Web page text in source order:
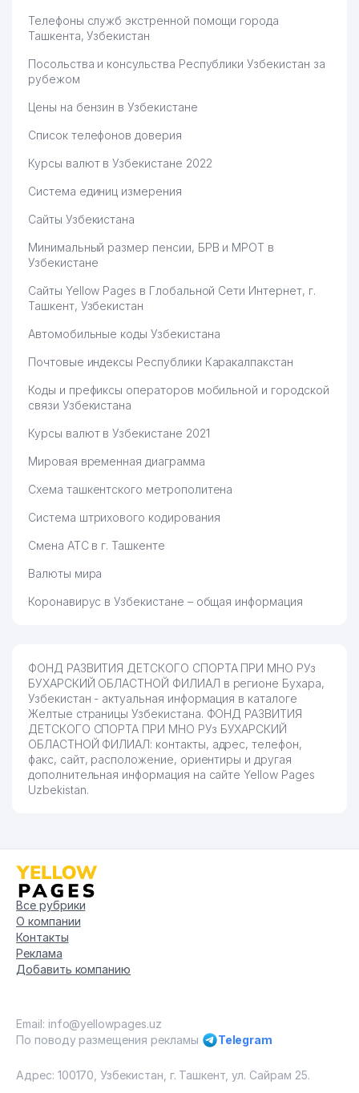
Телефоны служб экстренной помощи города
Ташкента, Узбекистан
Посольства и консульства Республики Узбекистан за
рубежом
Цены на бензин в Узбекистане
Список телефонов доверия
Курсы валют в Узбекистане 2022
Система единиц измерения
Сайты Узбекистана
Минимальный размер пенсии, БРВ и МРОТ в
Узбекистане
Сайты Yellow Pages в Глобальной Сети Интернет, г.
Ташкент, Узбекистан
Автомобильные коды Узбекистана
Почтовые индексы Республики Каракалпакстан
Коды и префиксы операторов мобильной и городской
связи Узбекистана
Курсы валют в Узбекистане 2021
Мировая временная диаграмма
Схема ташкентского метрополитена
Система штрихового кодирования
Смена АТС в г. Ташкенте
Валюты мира
Коронавирус в Узбекистане – общая информация
ФОНД РАЗВИТИЯ ДЕТСКОГО СПОРТА ПРИ МНО РУз
БУХАРСКИЙ ОБЛАСТНОЙ ФИЛИАЛ в регионе Бухара,
Узбекистан - актуальная информация в каталоге
Желтые страницы Узбекистана. ФОНД РАЗВИТИЯ
ДЕТСКОГО СПОРТА ПРИ МНО РУз БУХАРСКИЙ
ОБЛАСТНОЙ ФИЛИАЛ: контакты, адрес, телефон,
факс, сайт, расположение, ориентиры и другая
дополнительная информация на сайте Yellow Pages
Uzbekistan.
Все рубрики
О компании
Контакты
Реклама
Добавить компанию
Email: info@yellowpages.uz
По поводу размещения рекламы
Telegram
Адрес: 100170, Узбекистан, г. Ташкент, ул. Сайрам 25.